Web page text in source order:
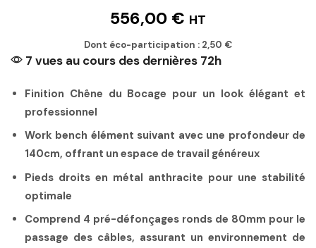
556,00 € HT
Dont éco-participation : 2,50 €
7 vues au cours des dernières 72h
Finition Chêne du Bocage pour un look élégant et
professionnel
Work bench élément suivant avec une profondeur de
140cm, offrant un espace de travail généreux
Pieds droits en métal anthracite pour une stabilité
optimale
Comprend 4 pré-défonçages ronds de 80mm pour le
passage des câbles, assurant un environnement de